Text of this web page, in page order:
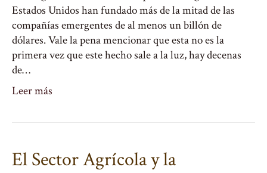
Estados Unidos han fundado más de la mitad de las
compañías emergentes de al menos un billón de
dólares. Vale la pena mencionar que esta no es la
primera vez que este hecho sale a la luz, hay decenas
de…
Leer más
El Sector Agrícola y la